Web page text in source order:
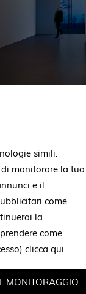
e ti
simili.
monitorare la tua
e il
come
la
come
clicca qui
MONITORAGGIO